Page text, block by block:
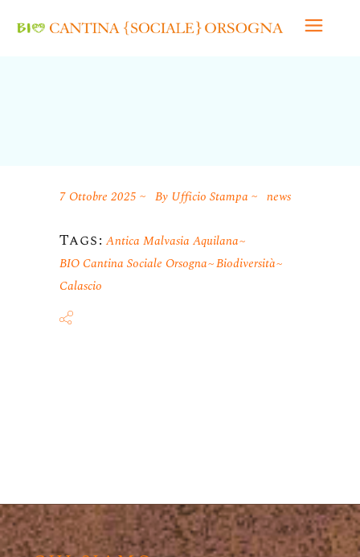
7 Ottobre 2025 By Ufficio Stampa news
Tags: Antica Malvasia Aquilana
BIO Cantina Sociale Orsogna Biodiversità
Calascio